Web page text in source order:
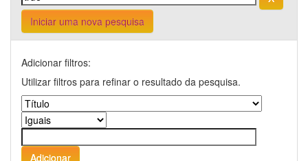
Iniciar uma nova pesquisa
Adicionar filtros:
Utilizar filtros para refinar o resultado da pesquisa.